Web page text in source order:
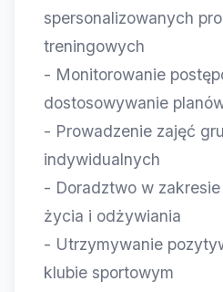
spersonalizowanych
treningowych
- Monitorowanie
dostosowywanie
- Prowadzenie zajęć
indywidualnych
- Doradztwo w
życia i odżywiania
- Utrzymywanie
klubie sportowym